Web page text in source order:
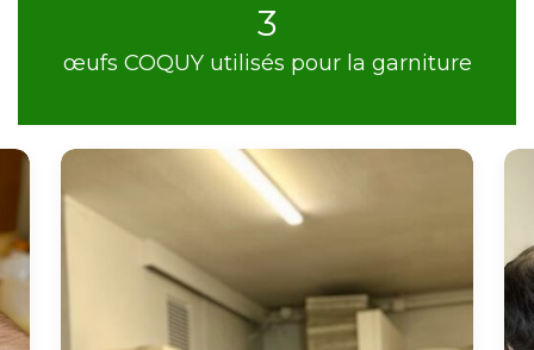
3
œufs COQUY utilisés pour la garniture